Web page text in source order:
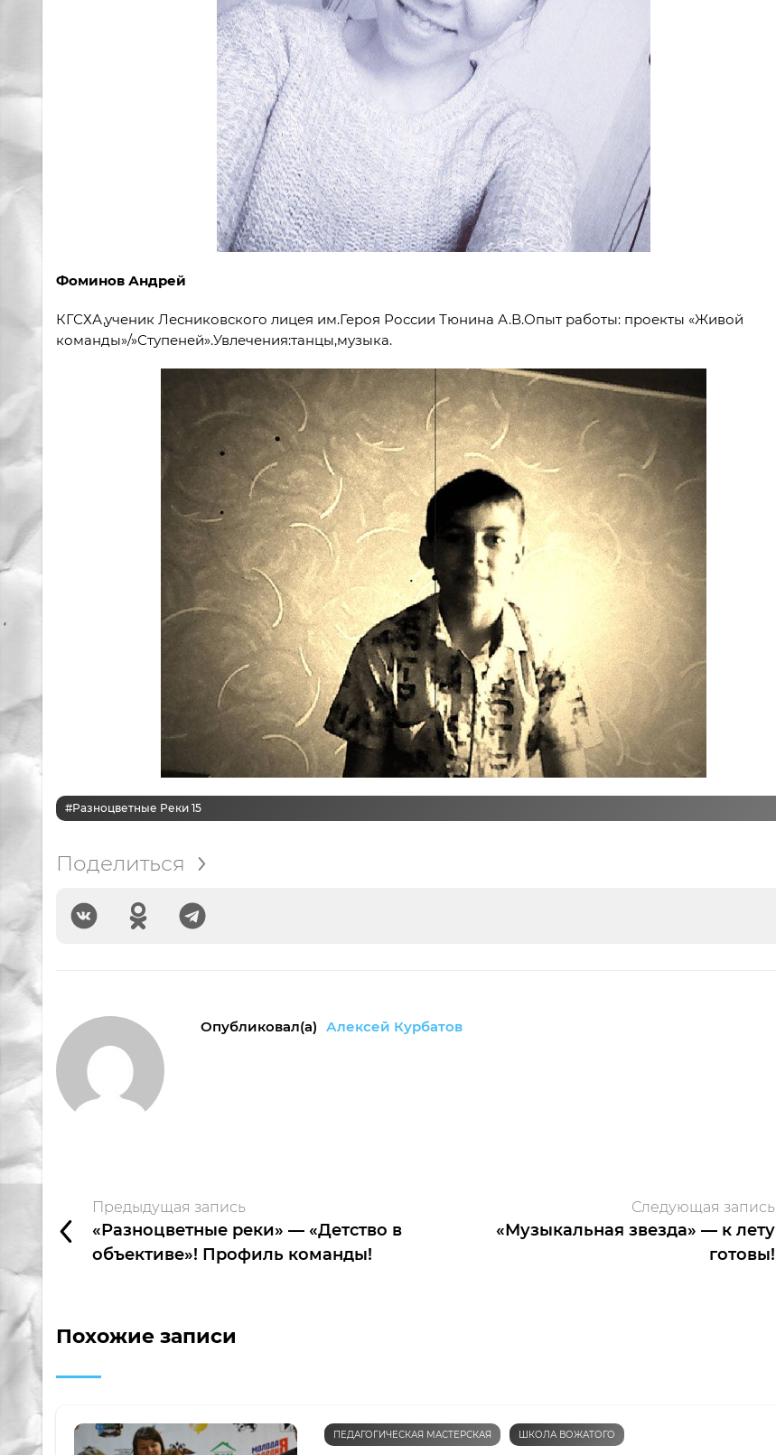
Фоминов Андрей
КГСХА,ученик Лесниковского лицея им.Героя России Тюнина А.В.Опыт работы: проекты «Живой
команды»/»Ступеней».Увлечения:танцы,музыка.
#Разноцветные Реки 15
Поделиться
Опубликовал(а) Алексей Курбатов
Предыдущая запись
«Разноцветные реки» — «Детство в
объективе»! Профиль команды!
Следующая запись
«Музыкальная звезда» — к лету
готовы!
Похожие записи
ПЕДАГОГИЧЕСКАЯ МАСТЕРСКАЯ ШКОЛА ВОЖАТОГО